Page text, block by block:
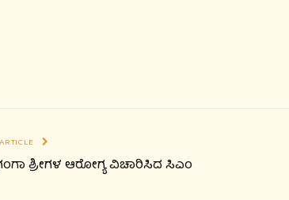
ಶ್ರೀಗಳ ಆರೋಗ್ಯ ವಿಚಾರಿಸಿದ ಸಿಎಂ